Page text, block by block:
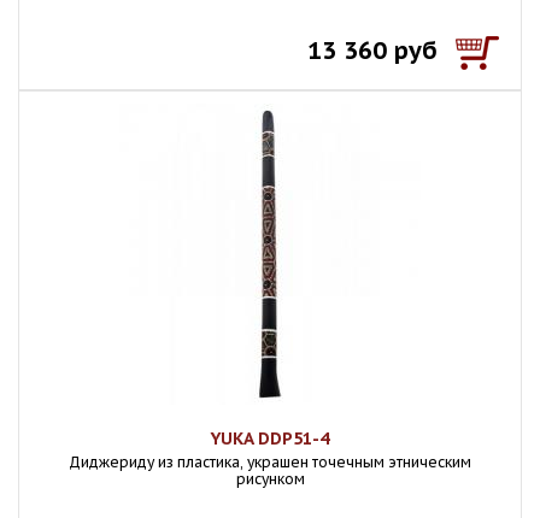
13 360 руб
YUKA DDP51-4
Диджериду из пластика, украшен точечным этническим
рисунком